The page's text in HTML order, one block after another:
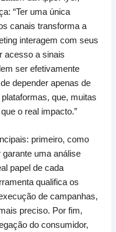
“Ter uma única
canais transforma a
interagem com seus
acesso a sinais
ser efetivamente
depender apenas de
que, muitas
o real impacto.”
primeiro, como
garante uma análise
papel de cada
qualifica os
de campanhas,
preciso. Por fim,
do consumidor,